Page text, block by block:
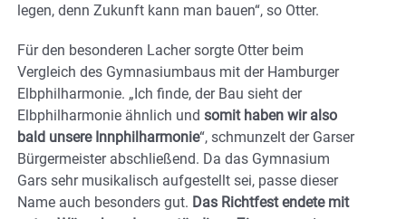
legen, denn Zukunft kann man bauen“, so Otter.
Für den besonderen Lacher sorgte Otter beim
Vergleich des Gymnasiumbaus mit der Hamburger
Elbphilharmonie. „Ich finde, der Bau sieht der
Elbphilharmonie ähnlich und somit haben wir also
bald unsere Innphilharmonie“, schmunzelt der Garser
Bürgermeister abschließend. Da das Gymnasium
Gars sehr musikalisch aufgestellt sei, passe dieser
Name auch besonders gut. Das Richtfest endete mit